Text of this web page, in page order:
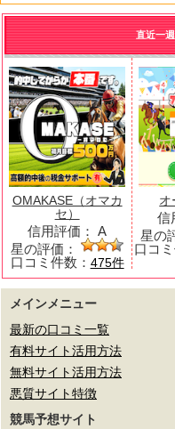
直近一
OMAKASE（オマカ
セ）
信用評価： A
星の評価：
口コミ件数： 475件
オ
信
星の
口コミ
メインメニュー
最新の口コミ一覧
有料サイト活用方法
無料サイト活用方法
悪質サイト特徴
競馬予想サイト